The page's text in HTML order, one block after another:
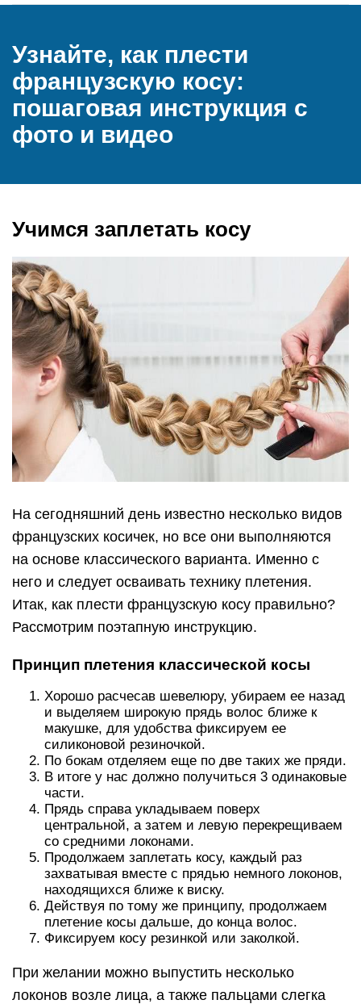
Узнайте, как плести
французскую косу:
пошаговая инструкция с
фото и видео
Учимся заплетать косу
На сегодняшний день известно несколько видов
французских косичек, но все они выполняются
на основе классического варианта. Именно с
него и следует осваивать технику плетения.
Итак, как плести французскую косу правильно?
Рассмотрим поэтапную инструкцию.
Принцип плетения классической косы
Хорошо расчесав шевелюру, убираем ее назад
и выделяем широкую прядь волос ближе к
макушке, для удобства фиксируем ее
силиконовой резиночкой.
По бокам отделяем еще по две таких же пряди.
В итоге у нас должно получиться 3 одинаковые
части.
Прядь справа укладываем поверх
центральной, а затем и левую перекрещиваем
со средними локонами.
Продолжаем заплетать косу, каждый раз
захватывая вместе с прядью немного локонов,
находящихся ближе к виску.
Действуя по тому же принципу, продолжаем
плетение косы дальше, до конца волос.
Фиксируем косу резинкой или заколкой.
При желании можно выпустить несколько
локонов возле лица, а также пальцами слегка